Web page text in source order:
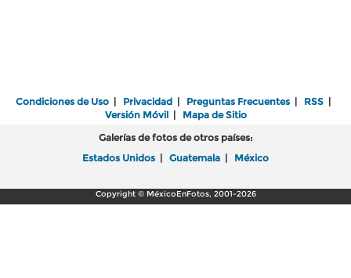
Condiciones de Uso | Privacidad | Preguntas Frecuentes | RSS |
Versión Móvil| Mapa de Sitio
Galerías de fotos de otros países:
Estados Unidos | Guatemala | México
Copyright © MéxicoEnFotos, 2001-2026